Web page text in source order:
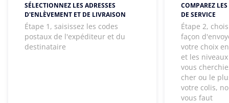
SÉLECTIONNEZ LES ADRESSES
D'ENLÈVEMENT ET DE LIVRAISON
Étape 1, saisissez les codes
postaux de l'expéditeur et du
destinataire
COMPAREZ
DE SERVICE
Étape 2,
façon
votre choix
et les
vous
cher ou le
votre colis,
vous faut